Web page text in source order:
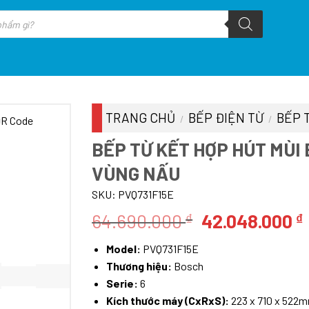
TRANG CHỦ / BẾP ĐIỆN TỪ / BẾP
BẾP TỪ KẾT HỢP HÚT MÙI
VÙNG NẤU
SKU: PVQ731F15E
64.690.000₫ Giá
64.690.000 ₫.
42.048.000 ₫
Model: PVQ731F15E
Thương hiệu: Bosch
Serie: 6
Kích thước máy (CxRxS): 223 x 710 x